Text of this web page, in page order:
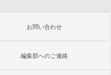
お問い合わせ
編集部へのご連絡